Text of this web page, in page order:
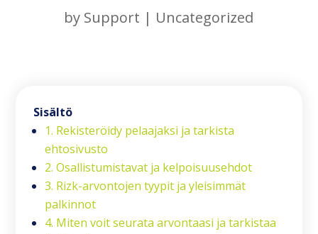
by Support | Uncategorized
Sisältö
1. Rekisteröidy pelaajaksi ja tarkista
ehtosivusto
2. Osallistumistavat ja kelpoisuusehdot
3. Rizk-arvontojen tyypit ja yleisimmät
palkinnot
4. Miten voit seurata arvontaasi ja tarkistaa